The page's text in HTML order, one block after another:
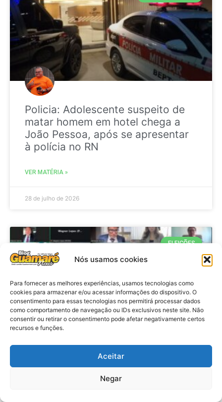
Nós usamos cookies
Para fornecer as melhores experiências, usamos tecnologias como
cookies para armazenar e/ou acessar informações do dispositivo. O
consentimento para essas tecnologias nos permitirá processar dados
como comportamento de navegação ou IDs exclusivos neste site. Não
consentir ou retirar o consentimento pode afetar negativamente certos
recursos e funções.
Aceitar
Negar
Policia: Adolescente suspeito de
matar homem em hotel chega a
João Pessoa, após se apresentar
à polícia no RN
VER MATÉRIA »
28 de julho de 2026
ELEIÇÕES
Eleições 2026: procuradores e
promotores eleitorais realizam
reunião de alinhamento no RN